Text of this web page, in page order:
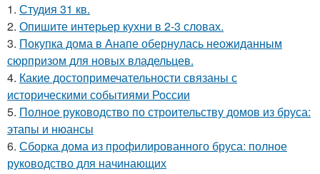
1. Студия 31 кв.
2. Опишите интерьер кухни в 2-3 словах.
3. Покупка дома в Анапе обернулась неожиданным
сюрпризом для новых владельцев.
4. Какие достопримечательности связаны с
историческими событиями России
5. Полное руководство по строительству домов из бруса:
этапы и нюансы
6. Сборка дома из профилированного бруса: полное
руководство для начинающих